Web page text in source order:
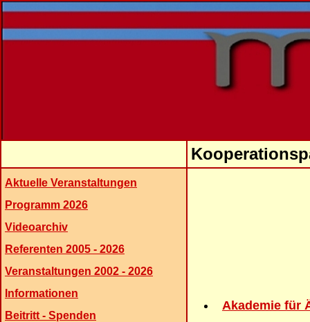
Aktuelle Veranstaltungen
Programm 2026
Videoarchiv
Referenten 2005 - 2026
Veranstaltungen 2002 - 2026
Informationen
Beitritt - Spenden
Akademie für